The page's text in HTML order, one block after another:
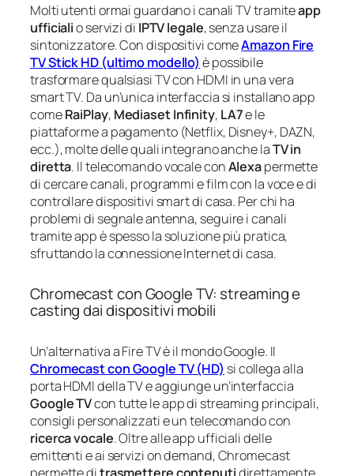
Molti utenti ormai guardano i canali TV tramiteapp
ufficialio servizi di IPTV legale, senza usare il
sintonizzatore. Con dispositivi comeAmazon Fire
TV Stick HD (ultimo modello) è possibile
trasformare qualsiasi TV con HDMI in una vera
smart TV. Da un’unica interfaccia si installano app
comeRaiPlay, Mediaset Infinity, LA7e le
piattaforme a pagamento (Netflix, Disney+, DAZN,
ecc.), molte delle quali integrano anche laTV in
diretta. Il telecomando vocale conAlexapermette
di cercare canali, programmi e film con la voce e di
controllare dispositivi smart di casa. Per chi ha
problemi di segnale antenna, seguire i canali
tramite app è spesso la soluzione più pratica,
sfruttando la connessione Internet di casa.
Chromecast con Google TV: streaming e
casting dai dispositivi mobili
Un’alternativa a Fire TV è il mondo Google. Il
Chromecast con Google TV (HD) si collega alla
porta HDMI della TV e aggiunge un’interfaccia
Google TVcon tutte le app di streaming principali,
consigli personalizzati e un telecomando con
ricerca vocale. Oltre alle app ufficiali delle
emittenti e ai servizi on demand, Chromecast